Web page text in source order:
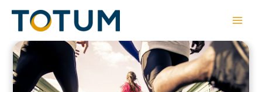
indholdet